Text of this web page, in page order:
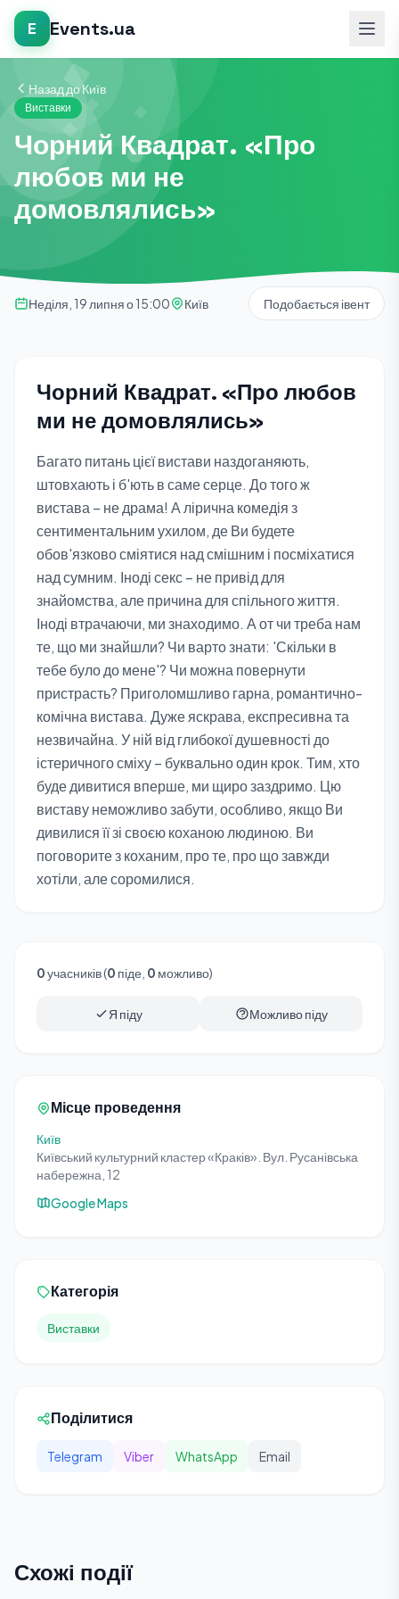
E Events.ua
Назад до Київ
Виставки
Чорний Квадрат. «Про
любов ми не
домовлялись»
Неділя, 19 липня о 15:00 Київ Подобається івент
Чорний Квадрат. «Про любов
ми не домовлялись»
Багато питань цієї вистави наздоганяють,
штовхають і б'ють в саме серце. До того ж
вистава – не драма! А лірична комедія з
сентиментальним ухилом, де Ви будете
обов'язково сміятися над смішним і посміхатися
над сумним. Іноді секс – не привід для
знайомства, але причина для спільного життя.
Іноді втрачаючи, ми знаходимо. А от чи треба нам
те, що ми знайшли? Чи варто знати: 'Скільки в
тебе було до мене'? Чи можна повернути
пристрасть? Приголомшливо гарна, романтично-
комічна вистава. Дуже яскрава, експресивна та
незвичайна. У ній від глибокої душевності до
істеричного сміху – буквально один крок. Тим, хто
буде дивитися вперше, ми щиро заздримо. Цю
виставу неможливо забути, особливо, якщо Ви
дивилися її зі своєю коханою людиною. Ви
поговорите з коханим, про те, про що завжди
хотіли, але соромилися.
0учасників (0 піде, 0 можливо)
Я піду Можливо піду
Місце проведення
Київ
Київський культурний кластер «Краків». Вул. Русанівська
набережна, 12
Google Maps
Категорія
Виставки
Поділитися
Telegram Viber WhatsApp Email
Схожі події